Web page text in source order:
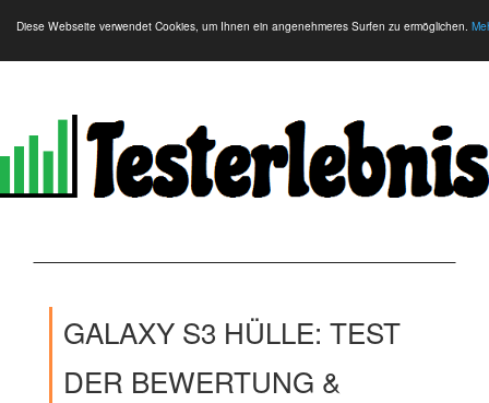
Diese Webseite verwendet Cookies, um Ihnen ein angenehmeres Surfen zu ermöglichen.
GALAXY S3 HÜLLE: TEST
DER BEWERTUNG &